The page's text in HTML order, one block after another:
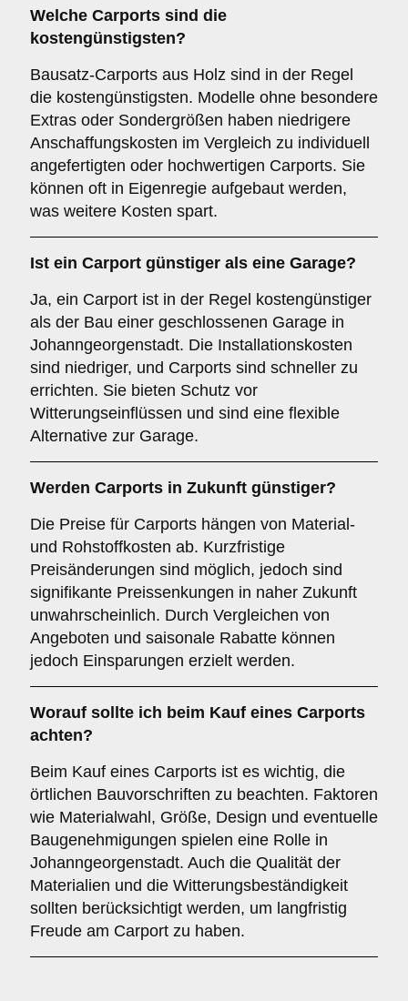
Welche Carports sind die
kostengünstigsten?
Bausatz-Carports aus Holz sind in der Regel
die kostengünstigsten. Modelle ohne besondere
Extras oder Sondergrößen haben niedrigere
Anschaffungskosten im Vergleich zu individuell
angefertigten oder hochwertigen Carports. Sie
können oft in Eigenregie aufgebaut werden,
was weitere Kosten spart.
Ist ein Carport günstiger als eine Garage?
Ja, ein Carport ist in der Regel kostengünstiger
als der Bau einer geschlossenen Garage in
Johanngeorgenstadt. Die Installationskosten
sind niedriger, und Carports sind schneller zu
errichten. Sie bieten Schutz vor
Witterungseinflüssen und sind eine flexible
Alternative zur Garage.
Werden Carports in Zukunft günstiger?
Die Preise für Carports hängen von Material-
und Rohstoffkosten ab. Kurzfristige
Preisänderungen sind möglich, jedoch sind
signifikante Preissenkungen in naher Zukunft
unwahrscheinlich. Durch Vergleichen von
Angeboten und saisonale Rabatte können
jedoch Einsparungen erzielt werden.
Worauf sollte ich beim Kauf eines Carports
achten?
Beim Kauf eines Carports ist es wichtig, die
örtlichen Bauvorschriften zu beachten. Faktoren
wie Materialwahl, Größe, Design und eventuelle
Baugenehmigungen spielen eine Rolle in
Johanngeorgenstadt. Auch die Qualität der
Materialien und die Witterungsbeständigkeit
sollten berücksichtigt werden, um langfristig
Freude am Carport zu haben.